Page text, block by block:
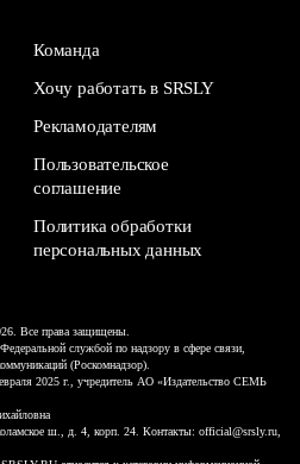
Команда
Хочу работать в SRSLY
Рекламодателям
Пользовательское
соглашение
Политика обработки
персональных данных
Все права защищены.
службой по надзору в сфере связи,
(Роскомнадзор).
2025 г., учредитель АО «Издательство СЕМЬ
ш., д. 4, корп. 24. Контакты: official@srsly.ru,